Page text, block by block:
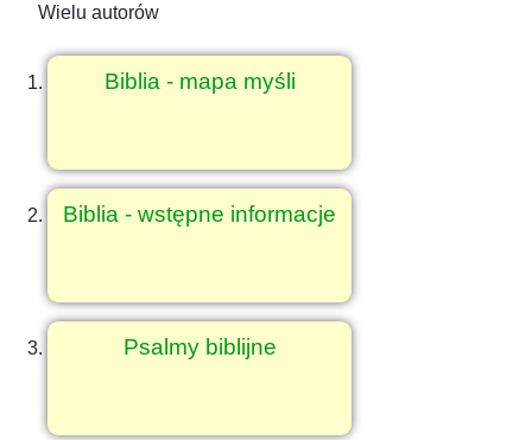
Wielu autorów
Biblia - mapa myśli
Biblia - wstępne informacje
Psalmy biblijne